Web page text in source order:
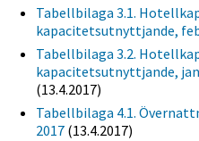
Tabellbilaga 3.1.
kapacitetsutnyttjande,
Tabellbilaga 3.2.
kapacitetsutnyttjande,
(13.4.2017)
Tabellbilaga 4.1.
2017 (13.4.2017)